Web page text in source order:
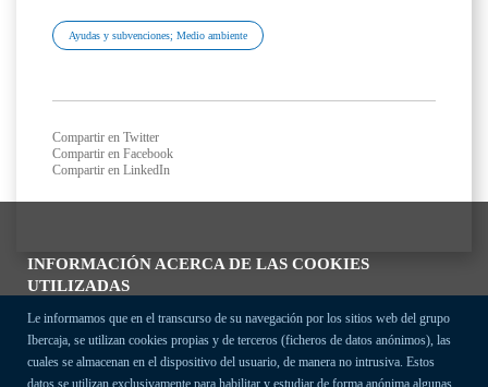
INFORMACIÓN ACERCA DE LAS COOKIES
UTILIZADAS
Le informamos que en el transcurso de su navegación por los sitios web del grupo
Ibercaja, se utilizan cookies propias y de terceros (ficheros de datos anónimos), las
cuales se almacenan en el dispositivo del usuario, de manera no intrusiva. Estos
datos se utilizan exclusivamente para habilitar y estudiar de forma anónima algunas
Ayudas y subvenciones; Medio ambiente
Compartir en Twitter
Compartir en Facebook
Compartir en LinkedIn